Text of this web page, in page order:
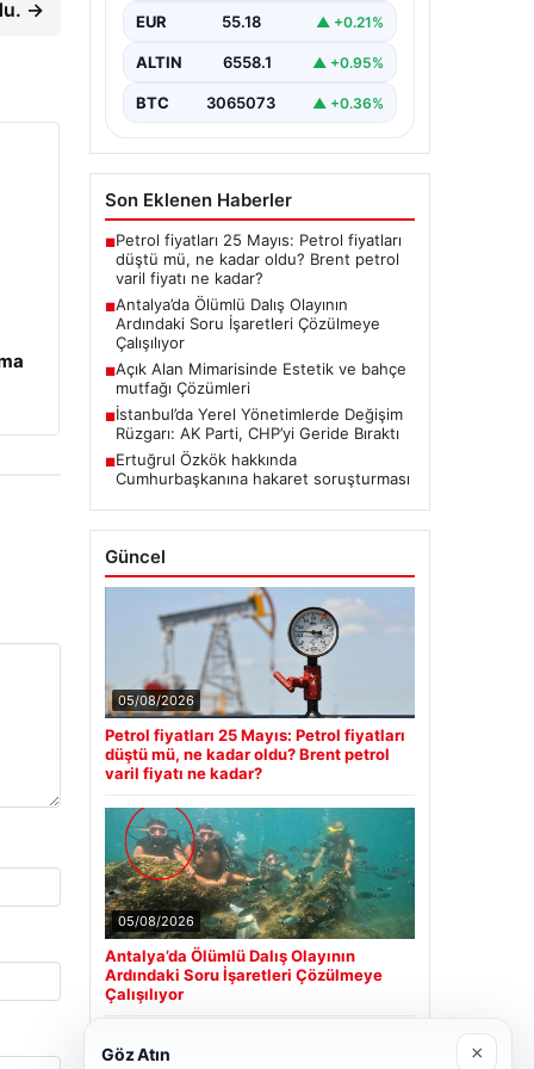
→
Antalya’da geçtiğimiz yıl yaşanan
ve ölümle sonuçlanan tüplü dalış
olayı, dalış sektöründe ciddi
soru…
EUR 55.18 ▲ +0.21%
ALTIN 6558.1 ▲ +0.95%
BTC 3065073 ▲ +0.36%
Son Eklenen Haberler
■Petrol fiyatları 25 Mayıs: Petrol fiyatları
düştü mü, ne kadar oldu? Brent petrol
varil fiyatı ne kadar?
■Antalya’da Ölümlü Dalış Olayının
Ardındaki Soru İşaretleri Çözülmeye
Çalışılıyor
■Açık Alan Mimarisinde Estetik ve bahçe
mutfağı Çözümleri
■İstanbul’da Yerel Yönetimlerde Değişim
Rüzgarı: AK Parti, CHP’yi Geride Bıraktı
■Ertuğrul Özkök hakkında
Cumhurbaşkanına hakaret soruşturması
Güncel
05/08/2026
Petrol fiyatları 25 Mayıs: Petrol fiyatları
düştü mü, ne kadar oldu? Brent petrol
varil fiyatı ne kadar?
05/08/2026
Antalya’da Ölümlü Dalış Olayının
Ardındaki Soru İşaretleri Çözülmeye
Çalışılıyor
Göz Atın ×